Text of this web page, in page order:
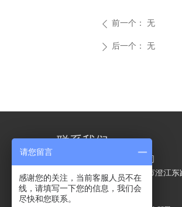
ꄴ 前一个： 无
ꄲ 后一个： 无
地址：江苏省无锡市江阴市澄江东
电话：0510-86199592
手机：
联系我们
江阴精力包装技术有限公司
请您留言
感谢您的关注，当前客服人员不在
线，请填写一下您的信息，我们会
尽快和您联系。